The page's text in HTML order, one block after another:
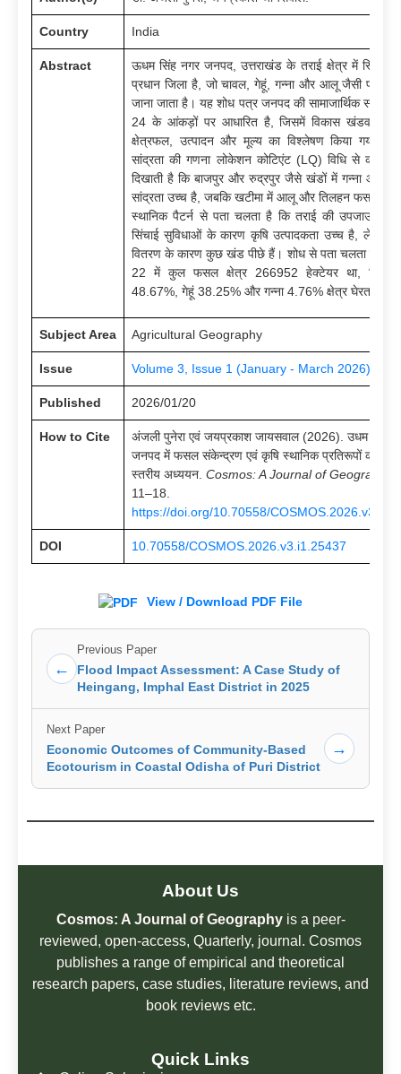
Country India
Abstract
ऊधम सिंह नगर जनपद, उत्तराखंड के तराई क्षेत्र में स्थित
प्रधान जिला है, जो चावल, गेहूं, गन्ना और आलू जैसी फसलों
जाना जाता है। यह शोध पत्र जनपद की सामाजार्थिक समीक्षा
24 के आंकड़ों पर आधारित है, जिसमें विकास खंडवार
क्षेत्रफल, उत्पादन और मूल्य का विश्लेषण किया गया
सांद्रता की गणना लोकेशन कोटिएंट (LQ) विधि से की गई
दिखाती है कि बाजपुर और रुद्रपुर जैसे खंडों में गन्ना और
सांद्रता उच्च है, जबकि खटीमा में आलू और तिलहन फसलें
स्थानिक पैटर्न से पता चलता है कि तराई की उपजाऊ
सिंचाई सुविधाओं के कारण कृषि उत्पादकता उच्च है, लेकिन
वितरण के कारण कुछ खंड पीछे हैं। शोध से पता चलता है कि
22 में कुल फसल क्षेत्र 266952 हेक्टेयर था, जिसमें
48.67%, गेहूं 38.25% और गन्ना 4.76% क्षेत्र घेरता है।
Subject Area Agricultural Geography
Issue Volume 3, Issue 1 (January - March 2026)
Published 2026/01/20
How to Cite
अंजली पुनेरा एवं जयप्रकाश जायसवाल (2026). उधम सिंह
जनपद में फसल संकेन्द्रण एवं कृषि स्थानिक प्रतिरूपों का एक
स्तरीय अध्ययन. Cosmos: A Journal of Geography
11–18.
https://doi.org/10.70558/
DOI 10.70558/COSMOS.2026.v3.i1.25437
View / Download PDF File
←
Previous Paper
Flood Impact Assessment: A Case Study of
Heingang, Imphal East District in 2025
Next Paper
Economic Outcomes of Community-Based
Ecotourism in Coastal Odisha of Puri District
→
About Us
Cosmos: A Journal of Geography is a peer-
reviewed, open-access, Quarterly, journal. Cosmos
publishes a range of empirical and theoretical
research papers, case studies, literature reviews, and
book reviews etc.
Quick Links